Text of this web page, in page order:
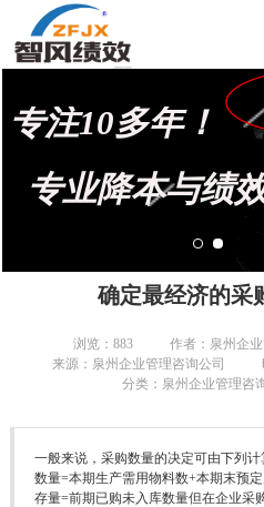
专注10多年！
专业降本与绩
确定最经济的采
浏览： 883
作者：泉州企
来源：泉州企业管理咨询公司
分类：泉州企业管理咨
一般来说，采购数量的决定可由下列
数量=本期生产需用物料数+本期末预
存量=前期已购未入库数量但在企业采